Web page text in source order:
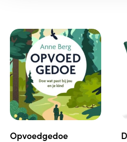
opvoedgedoe